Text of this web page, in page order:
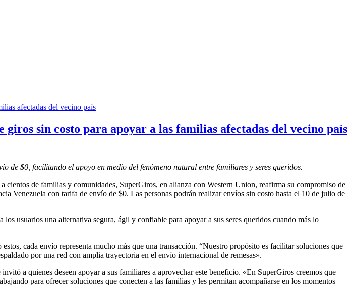
sin costo para apoyar a las familias afectadas del vecino país
de $0, facilitando el apoyo en medio del fenómeno natural entre familiares y seres queridos.
cientos de familias y comunidades, SuperGiros, en alianza con Western Union, reafirma su compromiso de
Venezuela con tarifa de envío de $0. Las personas podrán realizar envíos sin costo hasta el 10 de julio de
usuarios una alternativa segura, ágil y confiable para apoyar a sus seres queridos cuando más lo
cada envío representa mucho más que una transacción. “Nuestro propósito es facilitar soluciones que
por una red con amplia trayectoria en el envío internacional de remesas».
a quienes deseen apoyar a sus familiares a aprovechar este beneficio. «En SuperGiros creemos que
para ofrecer soluciones que conecten a las familias y les permitan acompañarse en los momentos